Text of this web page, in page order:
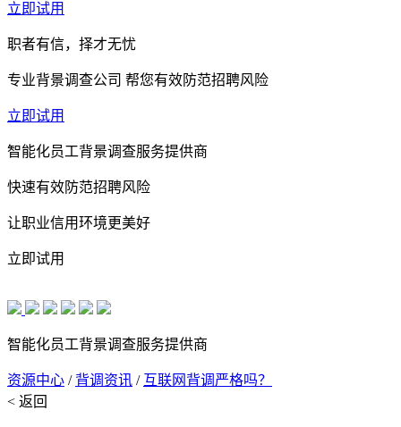
立即试用
职者有信，择才无忧
专业背景调查公司 帮您有效防范招聘风险
立即试用
智能化员工背景调查服务提供商
快速有效防范招聘风险
让职业信用环境更美好
立即试用
智能化员工背景调查服务提供商
资源中心 / 背调资讯 / 互联网背调严格吗？
< 返回